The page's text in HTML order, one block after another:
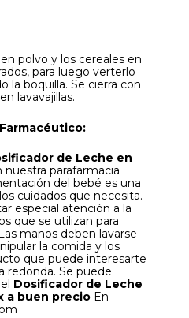
polvo y los cereales en
para luego verterlo
la boquilla. Se cierra con
lavavajillas.
de Leche en
nuestra parafarmacia
del bebé es una
cuidados que necesita.
especial atención a la
que se utilizan para
manos deben lavarse
la comida y los
que puede interesarte
redonda. Se puede
Dosificador de Leche
a buen precio En